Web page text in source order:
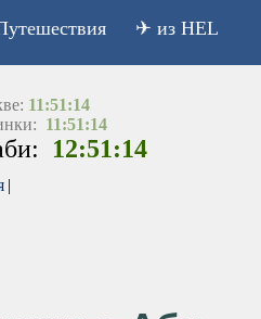
✈ из HEL
11:51:14
11:51:14
12:51:14
|